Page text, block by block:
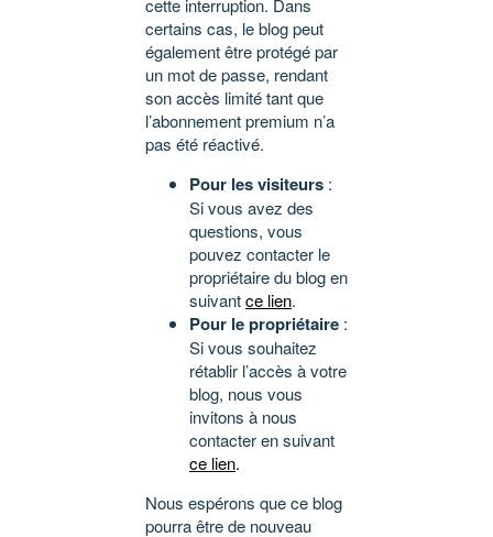
cette interruption. Dans
certains cas, le blog peut
également être protégé par
un mot de passe, rendant
son accès limité tant que
l’abonnement premium n’a
pas été réactivé.
Pour les visiteurs :
Si vous avez des
questions, vous
pouvez contacter le
propriétaire du blog en
suivantce lien.
Pour le propriétaire :
Si vous souhaitez
rétablir l’accès à votre
blog, nous vous
invitons à nous
contacter en suivant
ce lien.
Nous espérons que ce blog
pourra être de nouveau